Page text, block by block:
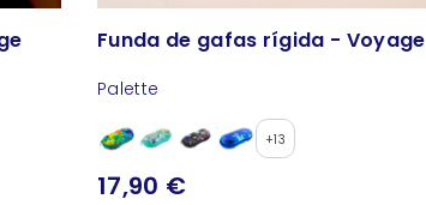
Funda de gafas rígida - Voyage
Palette
+13
17,90 €